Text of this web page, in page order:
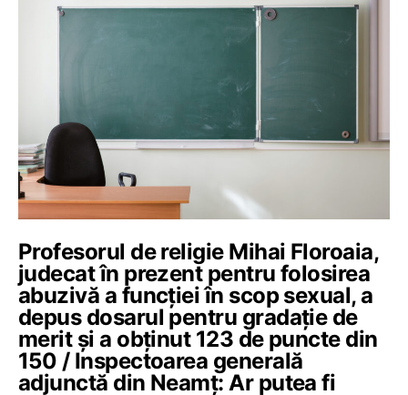
Profesorul de religie Mihai Floroaia,
judecat în prezent pentru folosirea
abuzivă a funcției în scop sexual, a
depus dosarul pentru gradație de
merit și a obținut 123 de puncte din
150 / Inspectoarea generală
adjunctă din Neamț: Ar putea fi